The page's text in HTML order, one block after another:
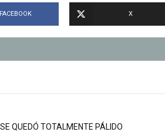
FACEBOOK X
QUEDÓ TOTALMENTE PÁLIDO